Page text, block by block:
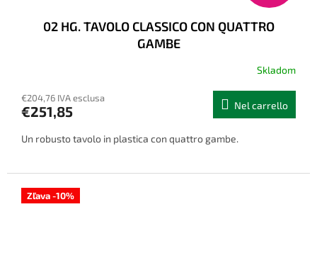
02 HG. TAVOLO CLASSICO CON QUATTRO
GAMBE
Skladom
€204,76 IVA esclusa
€251,85 Nel carrello
Un robusto tavolo in plastica con quattro gambe.
Zľava -10%